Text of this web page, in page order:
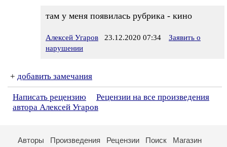
там у меня появилась рубрика - кино
Алексей Угаров 23.12.2020 07:34
Заявить о
нарушении
+ добавить замечания
Написать рецензию
Рецензии на все произведения
автора Алексей Угаров
Авторы Произведения Рецензии Поиск
Магазин